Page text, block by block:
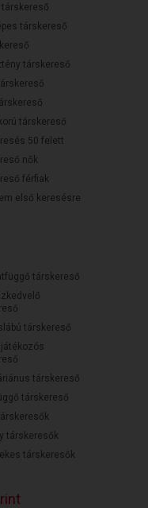
társkereső
társkereső
társkereső
társkereső
50 felett
nők
férfiak
első keresésre
társkereső
társkereső
társkereső
társkereső
társkeresők
társkeresők